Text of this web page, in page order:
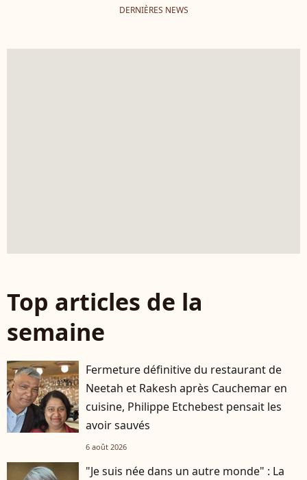
DERNIÈRES NEWS
Top articles de la
semaine
Fermeture définitive du restaurant de
Neetah et Rakesh après Cauchemar en
cuisine, Philippe Etchebest pensait les
avoir sauvés
6 août 2026
"Je suis née dans un autre monde" : La